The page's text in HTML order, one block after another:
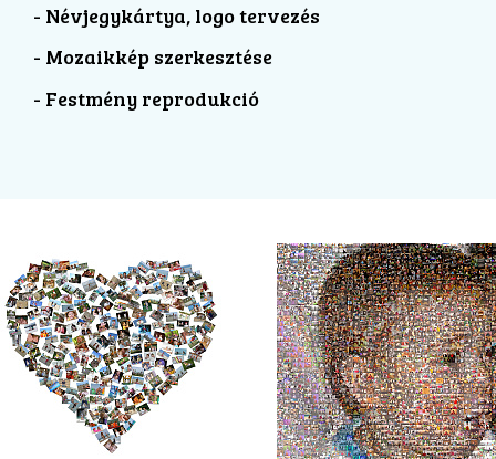
- Névjegykártya, logo tervezés
- Mozaikkép szerkesztése
- Festmény reprodukció